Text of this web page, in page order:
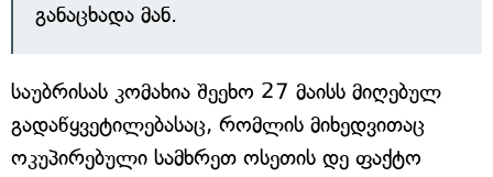
განაცხადა მან.
საუბრისას კომახია შეეხო 27 მაისს მიღებულ
გადაწყვეტილებასაც, რომლის მიხედვითაც
ოკუპირებული სამხრეთ ოსეთის დე ფაქტო